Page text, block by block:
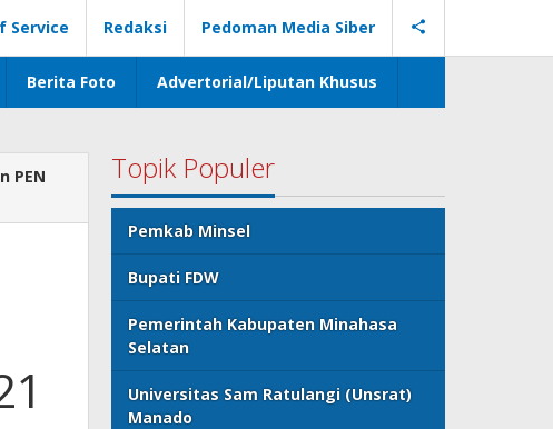
Service Redaksi Pedoman Media Siber
Berita Foto Advertorial/Liputan Khusus
PEN
Topik Populer
Pemkab Minsel
Bupati FDW
Pemerintah Kabupaten Minahasa
Selatan
Universitas Sam Ratulangi (Unsrat)
Manado